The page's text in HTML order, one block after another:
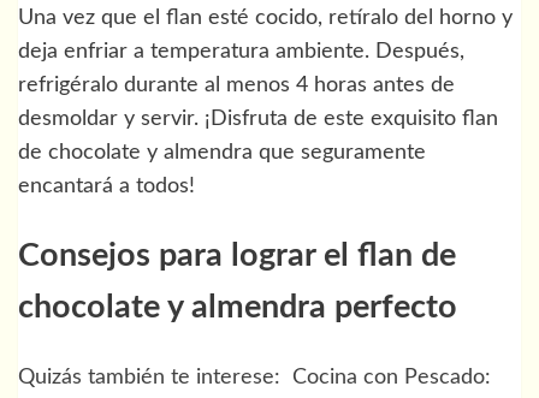
Una vez que el flan esté cocido, retíralo del horno y
deja enfriar a temperatura ambiente. Después,
refrigéralo durante al menos 4 horas antes de
desmoldar y servir. ¡Disfruta de este exquisito flan
de chocolate y almendra que seguramente
encantará a todos!
Consejos para lograr el flan de
chocolate y almendra perfecto
Quizás también te interese:
Cocina con Pescado: